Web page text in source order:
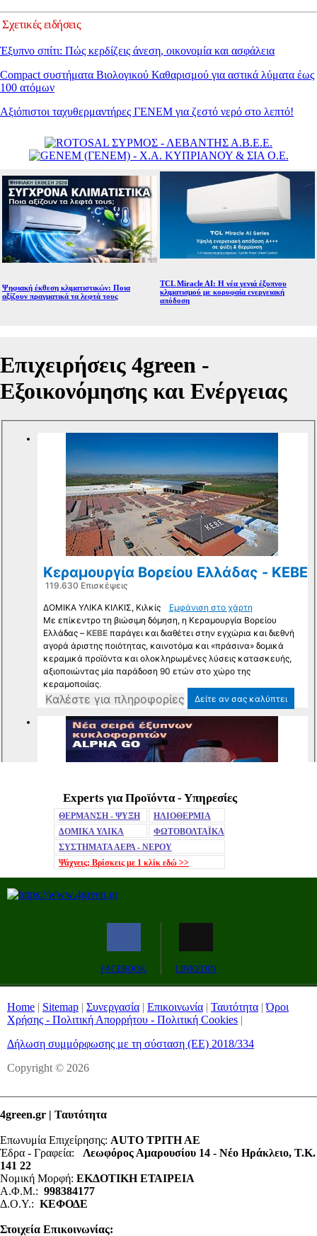
Σχετικές ειδήσεις
Έξυπνο σπίτι: Πώς κερδίζεις άνεση, οικονομία και ασφάλεια
Compact συστήματα Βιολογικού Καθαρισμού για αστικά λύματα έως
100 ατόμων
Αξιόπιστοι ταχυθερμαντήρες ΓΕΝΕΜ για ζεστό νερό στο λεπτό!
Ψηφιακή έκθεση κλιματιστικών: Ποια
αξίζουν πραγματικά τα λεφτά τους
TCL Miracle AI: Η νέα γενιά έξυπνου
κλιματισμού με κορυφαία ενεργειακή
απόδοση
MuteExperts για Προϊόντα - Υπηρεσίες
ΘΕΡΜΑΝΣΗ - ΨΥΞΗ
ΗΛΙΟΘΕΡΜΙΑ
ΔΟΜΙΚΑ ΥΛΙΚΑ
ΦΩΤΟΒΟΛΤΑΪΚΑ
ΣΥΣΤΗΜΑΤΑ ΑΕΡΑ - ΝΕΡΟΥ
Ψάχνεις; Βρίσκεις με 1 κλίκ εδώ >>
FACEBOOK LINKEDIN
Home | Sitemap | Συνεργασία | Επικοινωνία | Ταυτότητα |Όροι
Χρήσης - Πολιτική Απορρήτου - Πολιτική Cookies |
Δήλωση συμμόρφωσης με τη σύσταση (ΕΕ) 2018/334
Copyright © 2026
4green.gr | Ταυτότητα
Επωνυμία Επιχείρησης: AUTO ΤΡΙΤΗ ΑΕ
Έδρα - Γραφεία: Λεωφόρος Αμαρουσίου 14 - Νέο Ηράκλειο, Τ.Κ.
141 22
Νομική Μορφή: ΕΚΔΟΤΙΚΗ ΕΤΑΙΡΕΙΑ
Α.Φ.Μ.: 998384177
Δ.Ο.Υ.: ΚΕΦΟΔΕ
Στοιχεία Επικοινωνίας: